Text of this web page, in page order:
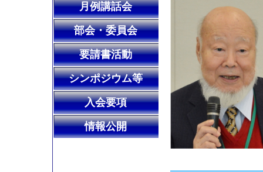
月例講話会
部会・委員会
要請書活動
シンポジウム等
入会要項
情報公開